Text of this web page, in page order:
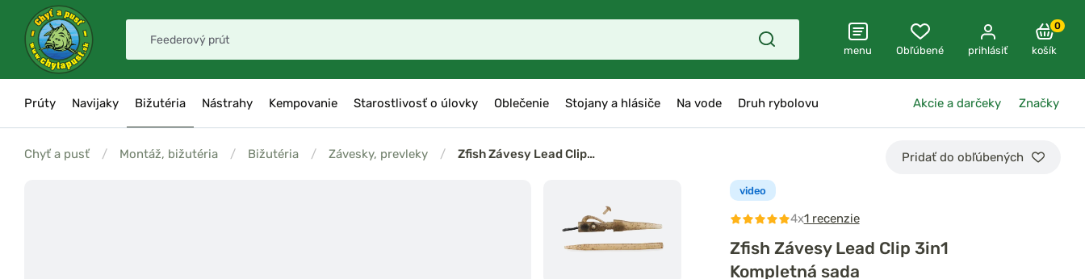
menu Obľúbené prihlásiť
0
košík
Prúty Navijaky Bižutéria Nástrahy Kempovanie Starostlivosť o úlovky Oblečenie Stojany a hlásiče Na vode Druh rybolovu Akcie a darčeky Značky
Chyť a pusť / Montáž, bižutéria / Bižutéria / Závesky, prevleky / Zfish Závesy Lead Clip… Pridať do obľúbených
4x1 recenzie
Zfish Závesy Lead Clip 3in1
Kompletná sada
video